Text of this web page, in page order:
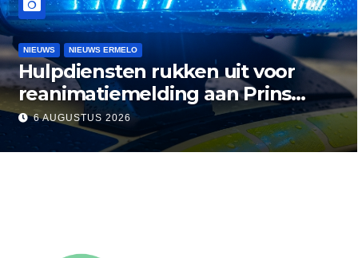
NIEUWS NIEUWS HARDERWIJK
Museum Het Pakhuis
zoekt nazaten van
visser
6 AUGUSTUS 2026